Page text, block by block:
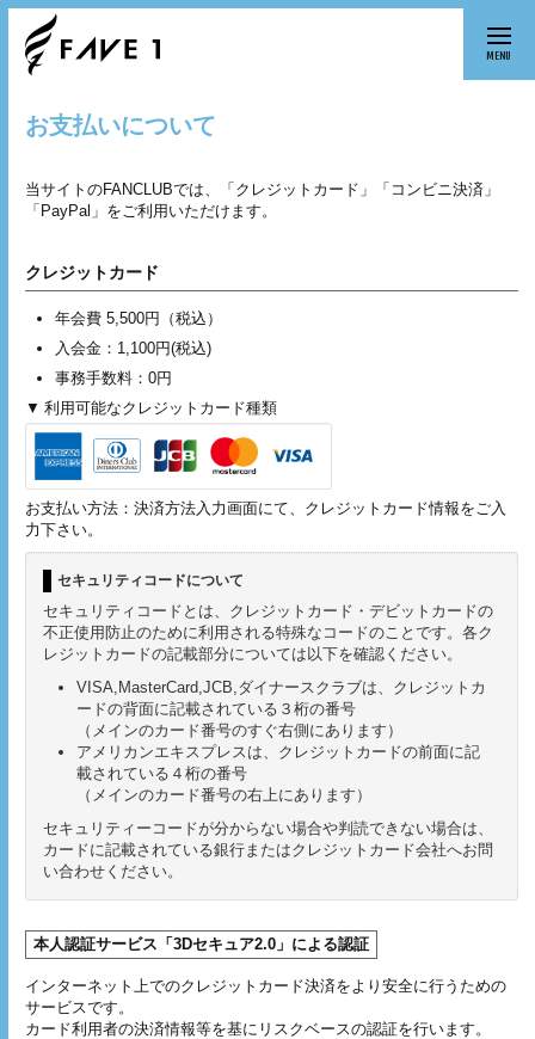
MENU
お支払いについて
当サイトのFANCLUBでは、「クレジットカード」「コンビニ決済」
「PayPal」をご利用いただけます。
クレジットカード
年会費 5,500円（税込）
入会金： 1,100円(税込)
事務手数料：0円
利用可能なクレジットカード種類
お支払い方法：決済方法入力画面にて、クレジットカード情報をご入
力下さい。
セキュリティコードについて
セキュリティコードとは、クレジットカード・デビットカードの
不正使用防止のために利用される特殊なコードのことです。各ク
レジットカードの記載部分については以下を確認ください。
VISA,MasterCard,JCB,ダイナースクラブは、クレジットカ
ードの背面に記載されている３桁の番号
（メインのカード番号のすぐ右側にあります）
アメリカンエキスプレスは、クレジットカードの前面に記
載されている４桁の番号
（メインのカード番号の右上にあります）
セキュリティーコードが分からない場合や判読できない場合は、
カードに記載されている銀行またはクレジットカード会社へお問
い合わせください。
本人認証サービス「3Dセキュア2.0」による認証
インターネット上でのクレジットカード決済をより安全に行うための
サービスです。
カード利用者の決済情報等を基にリスクベースの認証を行います。